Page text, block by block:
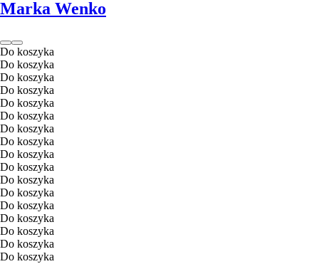
Marka Wenko
Do koszyka
Do koszyka
Do koszyka
Do koszyka
Do koszyka
Do koszyka
Do koszyka
Do koszyka
Do koszyka
Do koszyka
Do koszyka
Do koszyka
Do koszyka
Do koszyka
Do koszyka
Do koszyka
Do koszyka